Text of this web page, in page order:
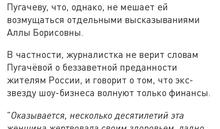
Пугачеву, что, однако, не мешает ей
возмущаться отдельными высказываниями
Аллы Борисовны.
В частности, журналистка не верит словам
Пугачёвой о беззаветной преданности
жителям России, и говорит о том, что экс-
звезду шоу-бизнеса волнуют только финансы.
"Оказывается, несколько десятилетий эта